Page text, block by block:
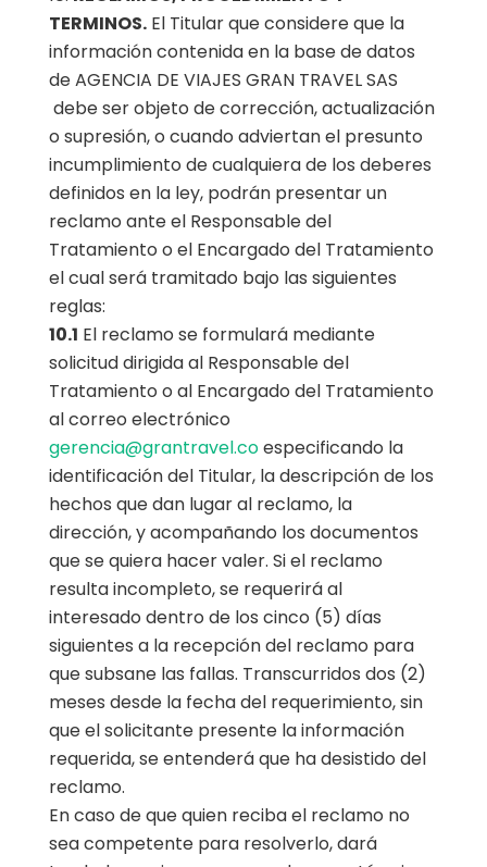
TERMINOS.El Titular que considere que la
información contenida en la base de datos
de AGENCIA DE VIAJES GRAN TRAVEL SAS
debe ser objeto de corrección, actualización
o supresión, o cuando adviertan el presunto
incumplimiento de cualquiera de los deberes
definidos en la ley, podrán presentar un
reclamo ante el Responsable del
Tratamiento o el Encargado del Tratamiento
el cual será tramitado bajo las siguientes
reglas:
10.1 El reclamo se formulará mediante
solicitud dirigida al Responsable del
Tratamiento o al Encargado del Tratamiento
al correo electrónico
gerencia@grantravel.coespecificando la
identificación del Titular, la descripción de los
hechos que dan lugar al reclamo, la
dirección, y acompañando los documentos
que se quiera hacer valer. Si el reclamo
resulta incompleto, se requerirá al
interesado dentro de los cinco (5) días
siguientes a la recepción del reclamo para
que subsane las fallas. Transcurridos dos (2)
meses desde la fecha del requerimiento, sin
que el solicitante presente la información
requerida, se entenderá que ha desistido del
reclamo.
En caso de que quien reciba el reclamo no
sea competente para resolverlo, dará